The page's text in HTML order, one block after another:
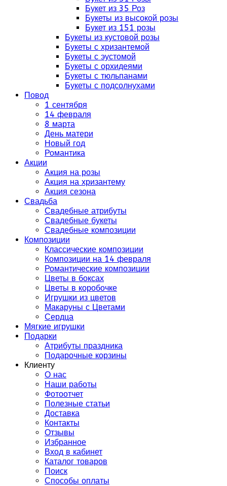
Букет из 35 Роз
Букеты из высокой розы
Букет из 151 розы
Букеты из кустовой розы
Букеты с хризантемой
Букеты с эустомой
Букеты с орхидеями
Букеты с тюльпанами
Букеты с подсолнухами
Повод
1 сентября
14 февраля
8 марта
День матери
Новый год
Романтика
Акции
Акция на розы
Акция на хризантему
Акция сезона
Свадьба
Свадебные атрибуты
Свадебные букеты
Свадебные композиции
Композиции
Классические композиции
Композиции на 14 февраля
Романтические композиции
Цветы в боксах
Цветы в коробочке
Игрушки из цветов
Макаруны с Цветами
Сердца
Мягкие игрушки
Подарки
Атрибуты праздника
Подарочные корзины
Клиенту
О нас
Наши работы
Фотоотчет
Полезные статьи
Доставка
Контакты
Отзывы
Избранное
Вход в кабинет
Каталог товаров
Поиск
Способы оплаты